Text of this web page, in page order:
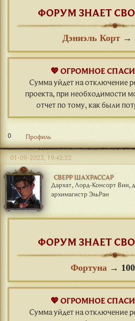
ФОРУМ ЗНАЕТ
Дэниэль Корт→
💖 ОГРОМНОЕ
Сумма уйдет на отключение
проекта, при необходимости
отчет по тому, как были
0 Профиль
СВЕРР ШАХРАССАР
Дархат, Лорд-Консорт Вии,
архимагистр ЭльРан
01-09-2023, 19:42:52
ФОРУМ ЗНАЕТ
Фортуна →
💖 ОГРОМНОЕ
Сумма уйдет на отключение